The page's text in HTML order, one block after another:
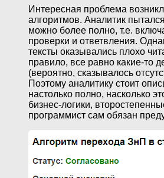
Интересная проблема
алгоритмов. Аналитик
можно более полно, т.е.
проверки и ответвления.
тексты оказывались плохо
правило, все равно какие-то
(вероятно, сказывалось
Поэтому аналитику стоит
настолько полно, насколько
бизнес-логики,
программист сам обязан